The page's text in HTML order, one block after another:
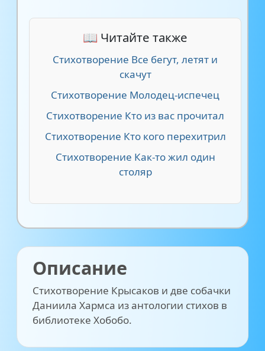
📖 Читайте также
Стихотворение Все бегут, летят и
скачут
Стихотворение Молодец-испечец
Стихотворение Кто из вас прочитал
Стихотворение Кто кого перехитрил
Стихотворение Как-то жил один
столяр
Описание
Стихотворение Крысаков и две собачки
Даниила Хармса из антологии стихов в
библиотеке Хобобо.